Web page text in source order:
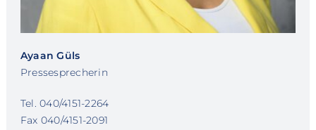
Ayaan Güls
Pressesprecherin
Tel. 040/4151-2264
Fax 040/4151-2091